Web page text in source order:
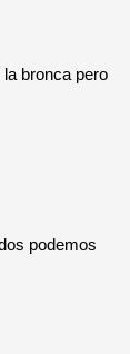
bronca pero
podemos